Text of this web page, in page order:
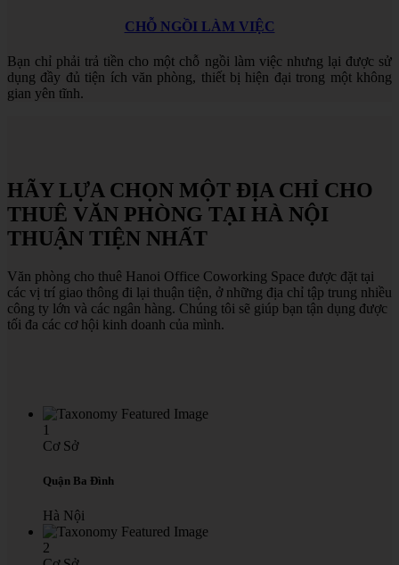
CHỖ NGỒI LÀM VIỆC
Bạn chỉ phải trả tiền cho một chỗ ngồi làm việc nhưng lại được sử
dụng đầy đủ tiện ích văn phòng, thiết bị hiện đại trong một không
gian yên tĩnh.
HÃY LỰA CHỌN MỘT ĐỊA CHỈ CHO
THUÊ VĂN PHÒNG TẠI HÀ NỘI
THUẬN TIỆN NHẤT
Văn phòng cho thuê Hanoi Office Coworking Space được đặt tại
các vị trí giao thông đi lại thuận tiện, ở những địa chỉ tập trung nhiều
công ty lớn và các ngân hàng. Chúng tôi sẽ giúp bạn tận dụng được
tối đa các cơ hội kinh doanh của mình.
1
Cơ Sở
Quận Ba Đình
Hà Nội
2